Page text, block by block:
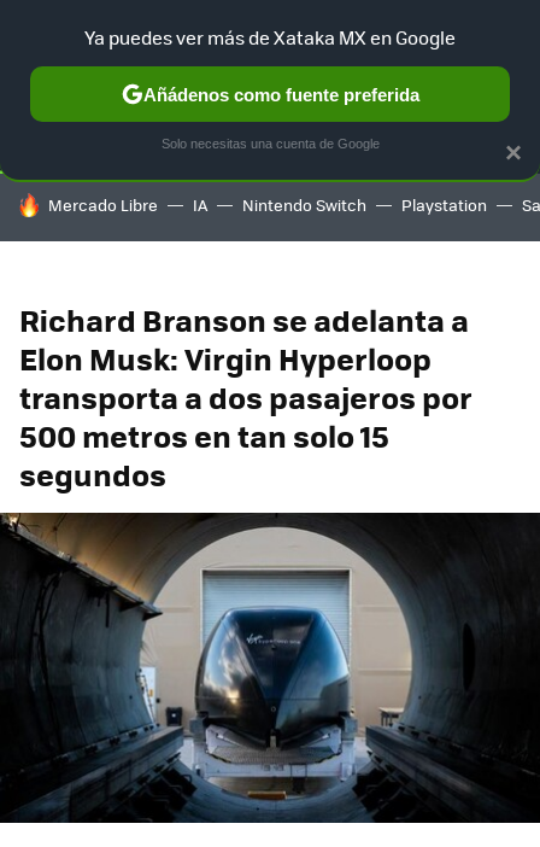
SELECCIÓN GAMING HOME AUTO TERRITORIO
HOY SE HABLA DE
Mercado Libre IA Nintendo Switch Playstation
Richard Branson se adelanta a
Elon Musk: Virgin Hyperloop
transporta a dos pasajeros por
500 metros en tan solo 15
segundos
×
Ya puedes ver más de Xataka MX en Google
Añádenos como fuente preferida
Solo necesitas una cuenta de Google